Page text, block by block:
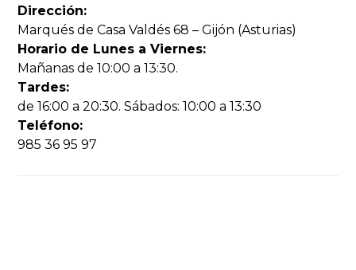
Dirección:
Marqués de Casa Valdés 68 – Gijón (Asturias)
Horario de Lunes a Viernes:
Mañanas de 10:00 a 13:30.
Tardes:
de 16:00 a 20:30. Sábados: 10:00 a 13:30
Teléfono:
985 36 95 97